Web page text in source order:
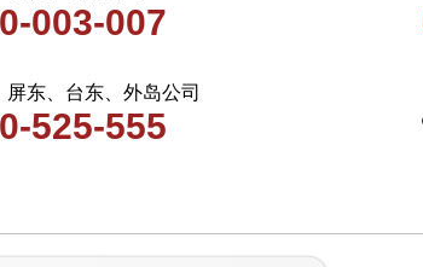
003-007
屏东、台东、外岛公司
525-555